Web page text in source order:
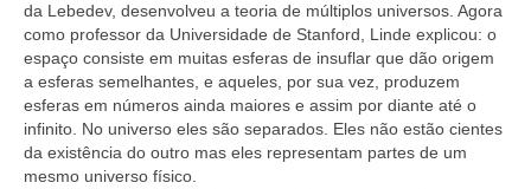
da Lebedev, desenvolveu a teoria de múltiplos universos. Agora
como professor da Universidade de Stanford, Linde explicou: o
espaço consiste em muitas esferas de insuflar que dão origem
a esferas semelhantes, e aqueles, por sua vez, produzem
esferas em números ainda maiores e assim por diante até o
infinito. No universo eles são separados. Eles não estão cientes
da existência do outro mas eles representam partes de um
mesmo universo físico.